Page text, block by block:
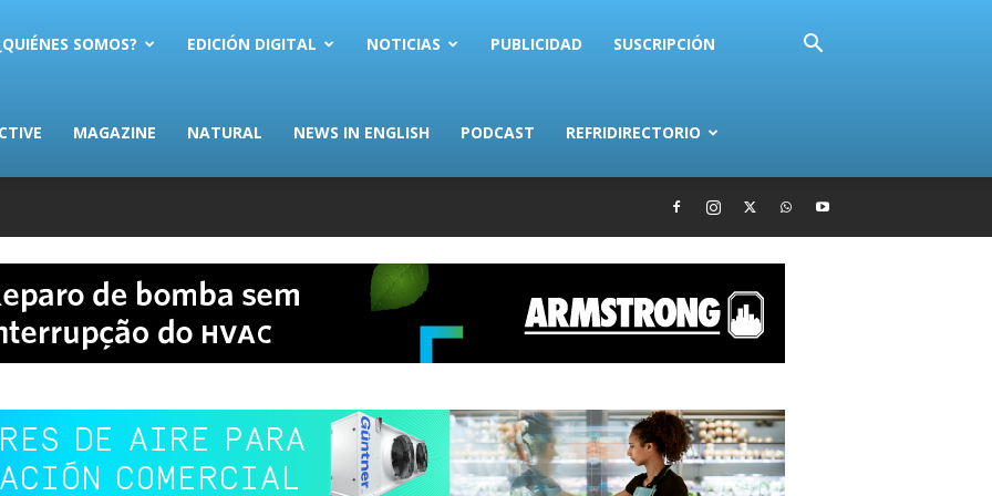
SOMOS? EDICIÓN DIGITAL NOTICIAS PUBLICIDAD SUSCRIPCIÓN
MAGAZINE NATURAL NEWS IN ENGLISH PODCAST REFRIDIRECTORIO